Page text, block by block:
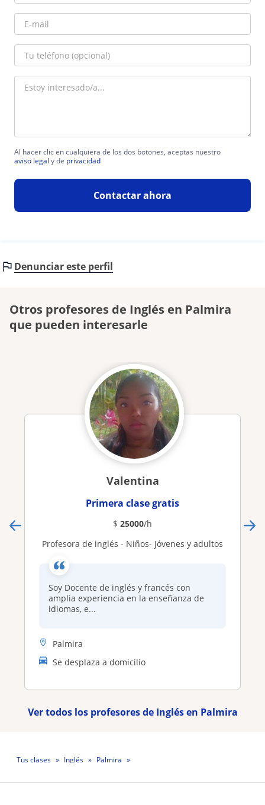
Al hacer clic en cualquiera de los dos botones, aceptas nuestro
aviso legal y de privacidad
Contactar ahora
Denunciar este perfil
Otros profesores de Inglés en Palmira
que pueden interesarle
Valentina
Primera clase gratis
$ 25000/h
profesora de inglés - Niños- Jóvenes y adultos
Soy Docente de inglés y francés con
amplia experiencia en la enseñanza de
idiomas, e...
Palmira
Se desplaza a domicilio
Ver todos los profesores de Inglés en Palmira
Tus clases Inglés
Palmira